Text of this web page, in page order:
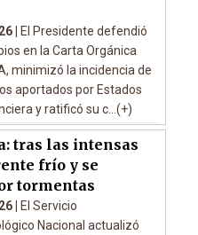
|
El Presidente defendió
en la Carta Orgánica
minimizó la incidencia de
aportados por Estados
y ratificó su c...(+)
tras las intensas
frío y se
tormentas
|
El Servicio
Nacional actualizó